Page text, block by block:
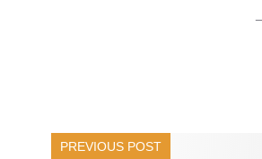
PREVIOUS POST